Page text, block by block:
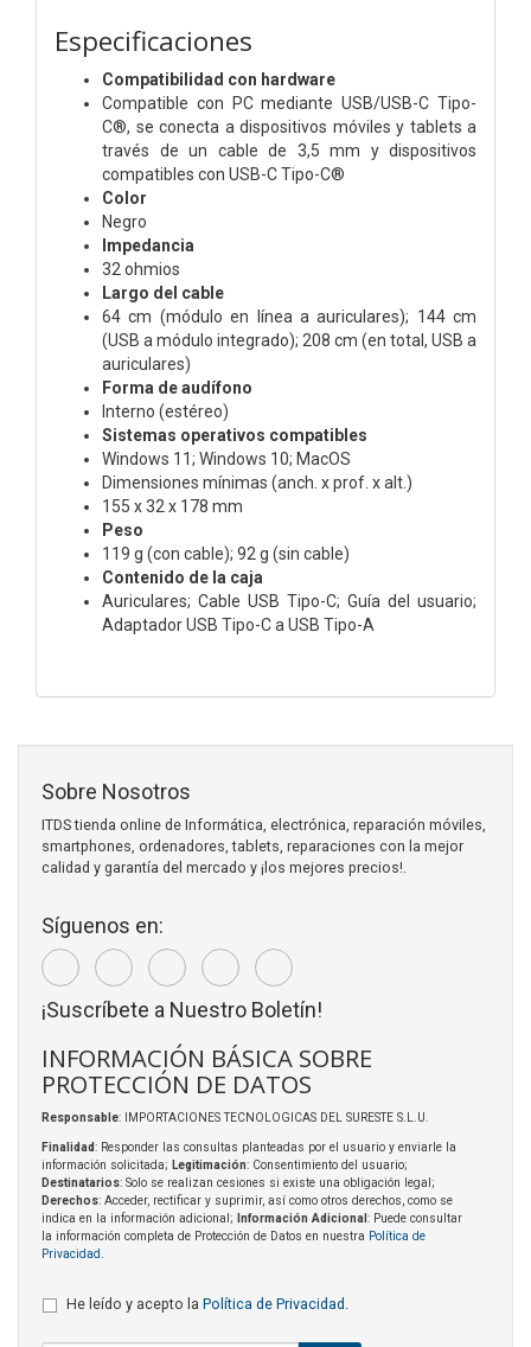
Especificaciones
Compatibilidad con hardware
Compatible con PC mediante USB/USB-C Tipo-
C®, se conecta a dispositivos móviles y tablets a
través de un cable de 3,5 mm y dispositivos
compatibles con USB-C Tipo-C®
Color
Negro
Impedancia
32 ohmios
Largo del cable
64 cm (módulo en línea a auriculares); 144 cm
(USB a módulo integrado); 208 cm (en total, USB a
auriculares)
Forma de audífono
Interno (estéreo)
Sistemas operativos compatibles
Windows 11; Windows 10; MacOS
Dimensiones mínimas (anch. x prof. x alt.)
155 x 32 x 178 mm
Peso
119 g (con cable); 92 g (sin cable)
Contenido de la caja
Auriculares; Cable USB Tipo-C; Guía del usuario;
Adaptador USB Tipo-C a USB Tipo-A
Sobre Nosotros
ITDS tienda online de Informática, electrónica, reparación móviles,
smartphones, ordenadores, tablets, reparaciones con la mejor
calidad y garantía del mercado y ¡los mejores precios!.
Síguenos en:
¡Suscríbete a Nuestro Boletín!
INFORMACIÓN BÁSICA SOBRE
PROTECCIÓN DE DATOS
Responsable: IMPORTACIONES TECNOLOGICAS DEL SURESTE S.L.U.
Finalidad: Responder las consultas planteadas por el usuario y enviarle la
información solicitada; Legitimación: Consentimiento del usuario;
Destinatarios: Solo se realizan cesiones si existe una obligación legal;
Derechos: Acceder, rectificar y suprimir, así como otros derechos, como se
indica en la información adicional;
Información Adicional : Puede consultar
la información completa de Protección de Datos en nuestra Política de
Privacidad
He leído y acepto la Política de Privacidad